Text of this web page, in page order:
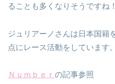
ることも多くなりそうですね！
ジュリアーノさんは日本国籍
点にレース活動をしています。
Ｎｕｍｂｅｒ の記事参照